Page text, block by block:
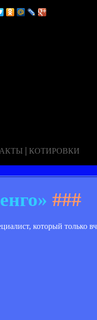
| КОТИРОВКИ
###
который только